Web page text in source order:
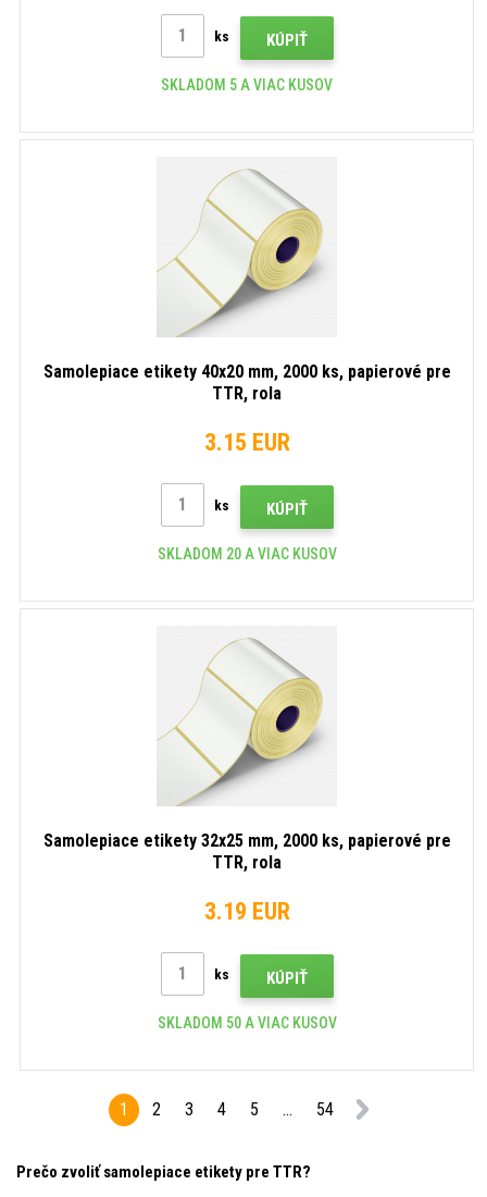
ks KÚPIŤ
SKLADOM 5 A VIAC KUSOV
Samolepiace etikety 40x20 mm, 2000 ks, papierové pre
TTR, rola
3.15 EUR
ks KÚPIŤ
SKLADOM 20 A VIAC KUSOV
Samolepiace etikety 32x25 mm, 2000 ks, papierové pre
TTR, rola
3.19 EUR
ks KÚPIŤ
SKLADOM 50 A VIAC KUSOV
1 2 3 4 5 ... 54
Prečo zvoliť samolepiace etikety pre TTR?